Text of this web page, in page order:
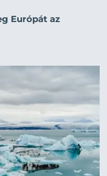
Európát az